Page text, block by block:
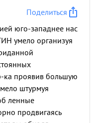
Поделиться
юго-западнее нас
умело организуя
ка проявив большую
штурмуя
ленные
продвигаясь